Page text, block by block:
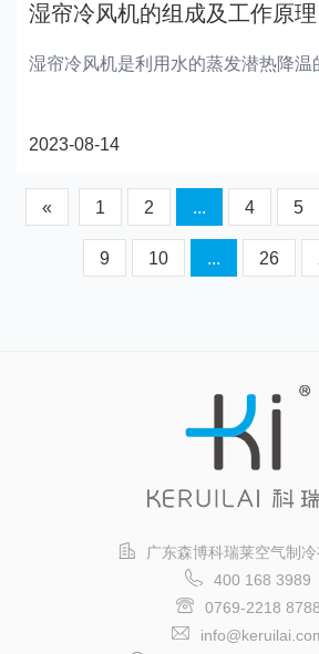
湿帘冷风机的组成及工作原理
湿帘冷风机是利用水的蒸发潜热降温
2023-08-14
« 1 2 ... 4 5
9 10 ... 26
广东森博科瑞莱空气制
400 168 3989
0769-2218 8788